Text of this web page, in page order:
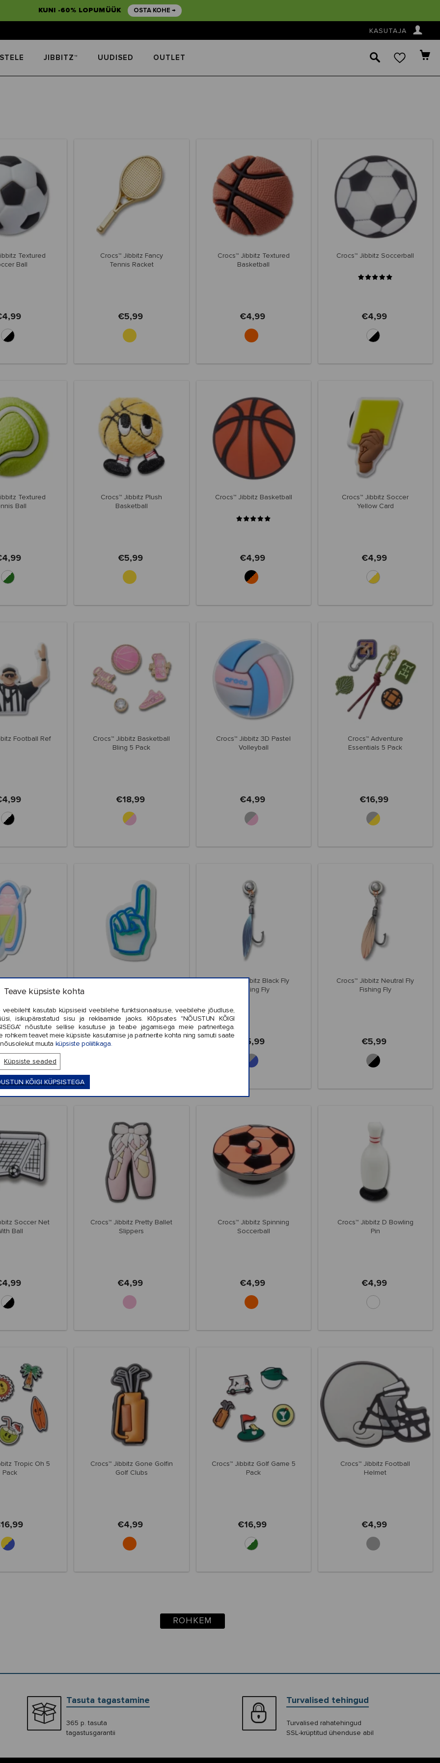
KUNI -60% LOPUMÜÜK OSTA KOHE →
KASUTAJA 👤
🔎
JIBBITZ™ UUDISED OUTLET
Teave küpsiste kohta
veebileht kasutab küpsiseid veebilehe funktsionaalsuse, veebilehe jõudluse,
isikupärastatud sisu ja reklaamide jaoks. Klõpsates "NÕUSTUN KÕIGI
nõustute sellise kasutuse ja teabe jagamisega meie partneritega.
rohkem teavet meie küpsiste kasutamise ja partnerite kohta ning samuti saate
muuta küpsiste poliitikaga.
Küpsiste seaded
KÕIGI KÜPSISTEGA
Textured
Ball
Crocs™ Jibbitz Fancy
Tennis Racket
€5,99
Crocs™ Jibbitz Textured
Basketball
€4,99
Crocs™ Jibbitz Soccerball
€4,99
Textured
Ball
Crocs™ Jibbitz Plush
Basketball
€5,99
Crocs™ Jibbitz Basketball
€4,99
Crocs™ Jibbitz Soccer
Yellow Card
€4,99
Football Ref
Crocs™ Jibbitz Basketball
Bling 5 Pack
€18,99
Crocs™ Jibbitz 3D Pastel
Volleyball
€4,99
Crocs™ Adventure
Essentials 5 Pack
€16,99
Changing Stand
Paddle
Crocs™ Jibbitz Lights Up
€5,99
Crocs™ Jibbitz Black Fly
Fishing Fly
€5,99
Crocs™ Jibbitz Neutral Fly
Fishing Fly
€5,99
Soccer Net
Ball
Crocs™ Jibbitz Pretty Ballet
Slippers
€4,99
Crocs™ Jibbitz Spinning
Soccerball
€4,99
Crocs™ Jibbitz D Bowling
Pin
€4,99
Tropic Oh 5
Pack
Crocs™ Jibbitz Gone Golfin
Golf Clubs
€4,99
Crocs™ Jibbitz Golf Game 5
Pack
€16,99
Crocs™ Jibbitz Football
Helmet
€4,99
ROHKEM
Tasuta tagastamine
365 p. tasuta
tagastusgarantii
Turvalised tehingud
Turvalised rahatehingud
SSL-krüptitud ühenduse abil